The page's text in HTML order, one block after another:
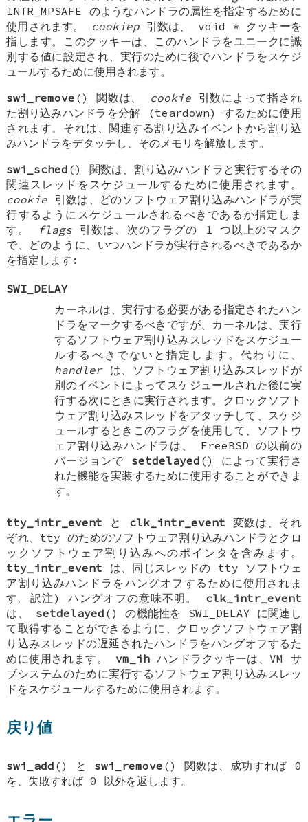
INTR_MPSAFE のようなハンドラの属性を指定するために
使用されます。
cookiep引数は、 void * クッキーを
指します。このクッキーは、このハンドラをユニークに識
別する値に設定され、実行のために後でハンドラをスケジ
ュールするために使用されます。
swi_remove () 関数は、 cookie引数によって指され
た割り込みハンドラを分解 (teardown) するために使用
されます。それは、関連する割り込みイベントから割り込
みハンドラをデタッチし、そのメモリを解放します。
swi_sched () 関数は、割り込みハンドラと実行するその
関連スレッドをスケジュールするために使用されます。
cookie 引数は、どのソフトウェア割り込みハンドラが実
行するようにスケジュールされるべきであるか指定しま
す。
flags引数は、次のフラグの 1 つ以上のマスク
で、どのように、いつハンドラが実行されるべきであるか
を指定します:
SWI_DELAY
カーネルは、実行する必要がある指定されたハン
ドラをマークするべきですが、カーネルは、実行
するソフトウェア割り込みスレッドをスケジュー
ルするべきでないと指定します。代わりに、
handlerは、ソフトウェア割り込みスレッドが
別のイベントによってスケジュールされた後に実
行する次にときに実行されます。クロックソフト
ウェア割り込みスレッドをアタッチして、スケジ
ュールするときこのフラグを使用して、ソフトウ
ェア割り込みハンドラは、 FreeBSD の以前の
バージョンで setdelayed () によって実行さ
れた機能を実装するために使用することができま
す。
tty_intr_event と clk_intr_event 変数は、それ
ぞれ、tty のためのソフトウェア割り込みハンドラとクロ
ックソフトウェア割り込みへのポインタを含みます。
tty_intr_event は、同じスレッドの tty ソフトウェ
ア割り込みハンドラをハングオフするために使用されま
す。訳注) ハングオフの意味不明。 clk_intr_event
は、 setdelayed () の機能性を SWI_DELAY に関連し
て取得することができるように、クロックソフトウェア割
り込みスレッドの遅延されたハンドラをハングオフするた
めに使用されます。 vm_ihハンドラクッキーは、VM サ
ブシステムのために実行するソフトウェア割り込みスレッ
ドをスケジュールするために使用されます。
戻り値
swi_add () と swi_remove () 関数は、成功すれば 0
を、失敗すれば 0 以外を返します。